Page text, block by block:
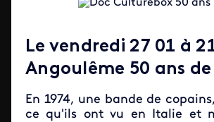
Le vendredi 27 01 à
Angoulême 50 ans
En 1974, une bande de
ce qu'ils ont vu en Italie et